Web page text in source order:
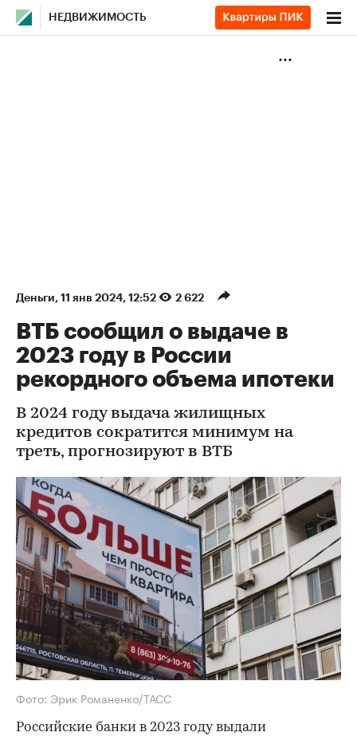
НЕДВИЖИМОСТЬ
Деньги⁠, 11 янв 2024, 12:52 2 622
ВТБ сообщил о выдаче в
2023 году в России
рекордного объема ипотеки
В 2024 году выдача жилищных
кредитов сократится минимум на
треть, прогнозируют в ВТБ
Фото: Эрик Романенко/ТАСС
Российские банки в 2023 году выдали